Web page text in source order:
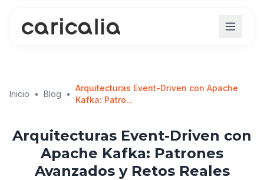
Inicio • Blog •
Arquitecturas Event-Driven con Apache
Kafka: Patro...
Arquitecturas Event-Driven con
Apache Kafka: Patrones
Avanzados y Retos Reales